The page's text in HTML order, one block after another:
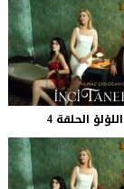
اللؤلؤ الحلقة 4